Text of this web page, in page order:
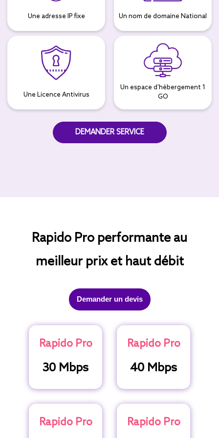
Une adresse IP fixe Un nom de domaine National
Une Licence Antivirus
Un espace d’hébergement 1
GO
DEMANDER SERVICE
Rapido Pro performante au
meilleur prix et haut débit
Demander un devis
Rapido Pro
30 Mbps
Rapido Pro
40 Mbps
Rapido Pro Rapido Pro